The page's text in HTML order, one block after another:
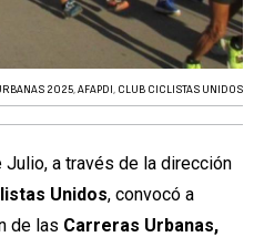
2025,AFAPDI , CLUB CICLISTAS UNIDOS
Julio, a través de la dirección
Unidos, convocó a
de las Carreras Urbanas,